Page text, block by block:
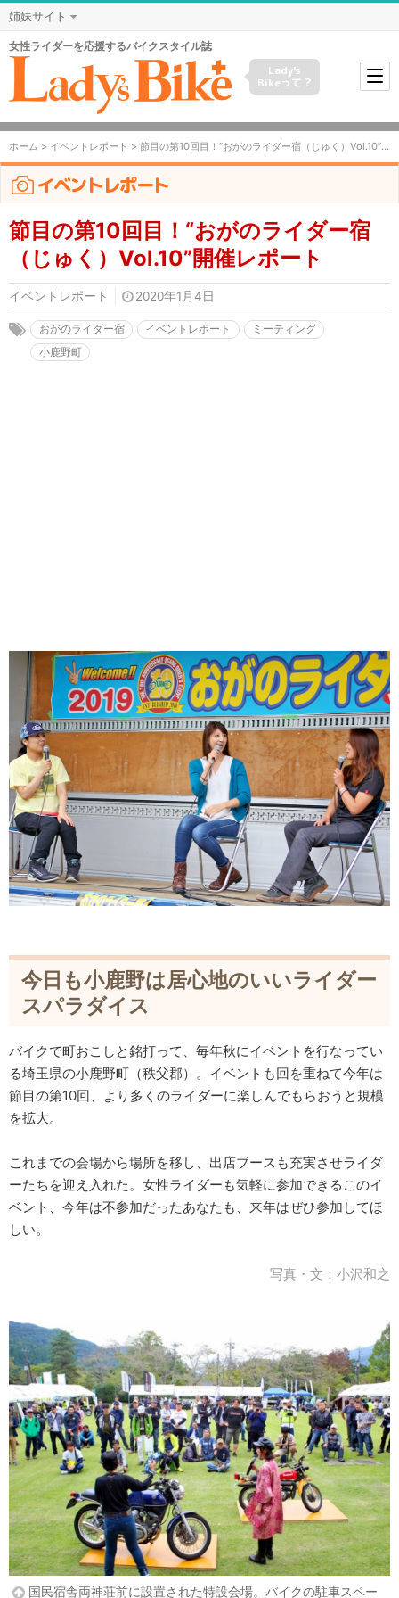
姉妹サイト
女性ライダーを応援するバイクスタイル誌
Lady's
Bikeって？
ホーム > イベントレポート > 節目の第10回目！“おがのライダー宿（じゅく）Vol.10”開催レポート
イベントレポート
節目の第10回目！“おがのライダー宿
（じゅく）Vol.10”開催レポート
イベントレポート 2020年1月4日
おがのライダー宿 イベントレポート
ミーティング
小鹿野町
今日も小鹿野は居心地のいいライダー
スパラダイス
バイクで町おこしと銘打って、毎年秋にイベントを行なってい
る埼玉県の小鹿野町（秩父郡）。イベントも回を重ねて今年は
節目の第10回、より多くのライダーに楽しんでもらおうと規模
を拡大。
これまでの会場から場所を移し、出店ブースも充実させライダ
ーたちを迎え入れた。女性ライダーも気軽に参加できるこのイ
ベント、今年は不参加だったあなたも、来年はぜひ参加してほ
しい。
写真・文：小沢和之
国民宿舎両神荘前に設置された特設会場。バイクの駐車スペー